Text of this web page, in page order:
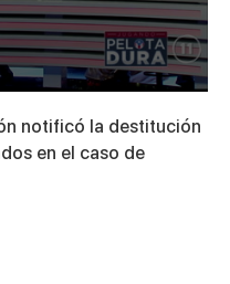
notificó la destitución
en el caso de